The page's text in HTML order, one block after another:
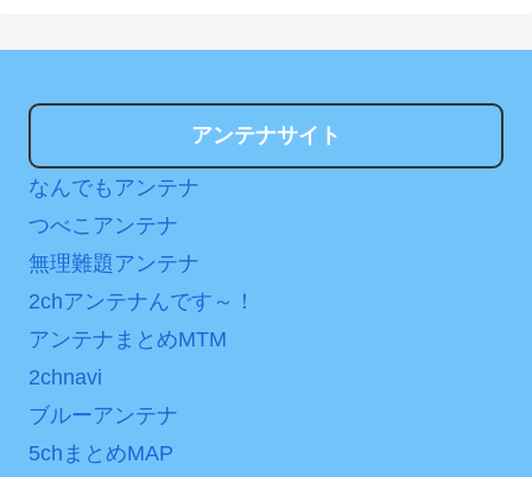
アンテナサイト
なんでもアンテナ
つべこアンテナ
無理難題アンテナ
2chアンテナんです～！
アンテナまとめMTM
2chnavi
ブルーアンテナ
5chまとめMAP